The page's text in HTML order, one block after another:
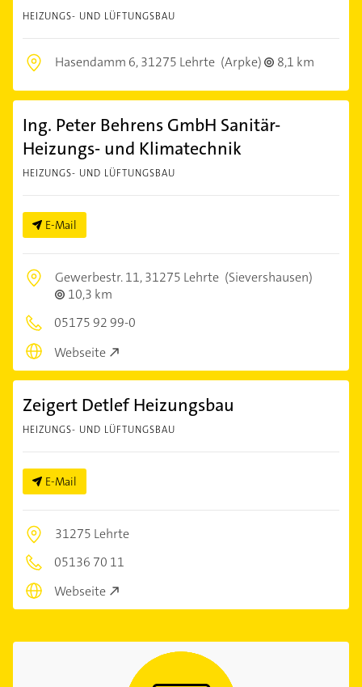
HEIZUNGS- UND LÜFTUNGSBAU
Hasendamm 6,31275 Lehrte (Arpke) 8,1 km
Ing. Peter Behrens GmbH Sanitär-
Heizungs- und Klimatechnik
HEIZUNGS- UND LÜFTUNGSBAU
E-Mail
Gewerbestr. 11,31275 Lehrte (Sievershausen)
10,3 km
05175 92 99-0
Webseite
Zeigert Detlef Heizungsbau
HEIZUNGS- UND LÜFTUNGSBAU
E-Mail
31275 Lehrte
05136 70 11
Webseite